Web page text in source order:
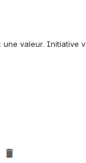
valeur.